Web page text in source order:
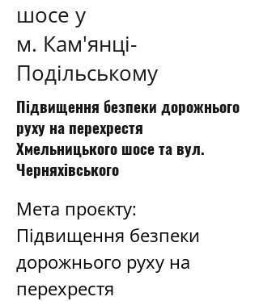
шосе у
м. Кам'янці-
Подільському
Підвищення безпеки дорожнього
руху на перехрестя
Хмельницького шосе та вул.
Черняхівського
Мета проєкту:
Підвищення безпеки
дорожнього руху на
перехрестя